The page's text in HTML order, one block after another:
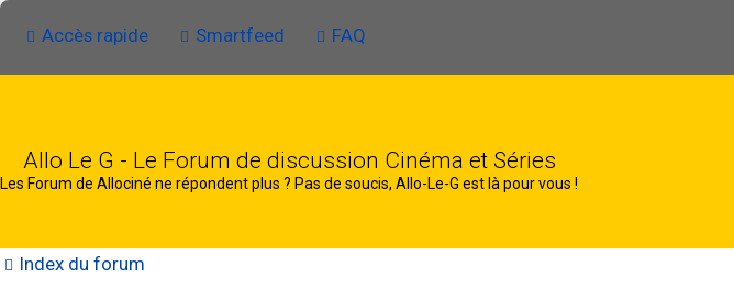
Accès rapide Smartfeed FAQ
Allo Le G - Le Forum de discussion Cinéma et Séries
Les Forum de Allociné ne répondent plus ? Pas de soucis, Allo-Le-G est là pour vous !
Index du forum